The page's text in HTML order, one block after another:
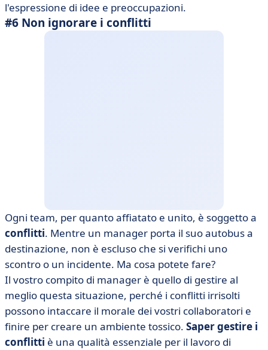
l'espressione di idee e preoccupazioni.
#6 Non ignorare i conflitti
Ogni team, per quanto affiatato e unito, è soggetto a
conflitti. Mentre un manager porta il suo autobus a
destinazione, non è escluso che si verifichi uno
scontro o un incidente. Ma cosa potete fare?
Il vostro compito di manager è quello di gestire al
meglio questa situazione, perché i conflitti irrisolti
possono intaccare il morale dei vostri collaboratori e
finire per creare un ambiente tossico. Sapergestire i
conflitti è una qualità essenziale per il lavoro di